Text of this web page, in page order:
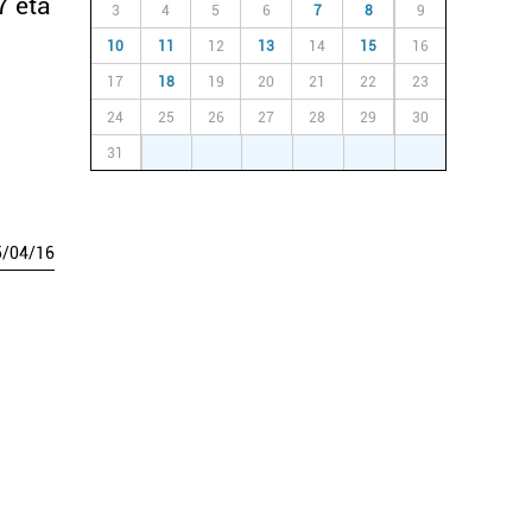
eta
/04/16
3 4 5 6 7 8 9
10 11 12 13 14 15 16
17 18 19 20 21 22 23
24 25 26 27 28 29 30
31